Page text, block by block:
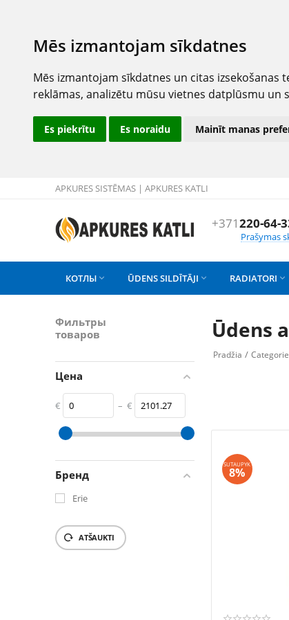
Mēs izmantojam sīkdatnes
Mēs izmantojam sīkdatnes un citas
reklāmas, analizētu mūsu vietnes datplūsmu un
Es piekrītu Es noraidu Mainīt manas
APKURES SISTĒMAS | APKURES KATLI
+371220-64-
Prašymas
КОТЛЫ  ŪDENS SILDĪTĀJI  RADIATORI 
Фильтры
товаров
Цена
€ – €
0 2101.27
Бренд
Erie
ATŠAUKTI
Ūdens
Pradžia /
SUTAUPYK
8%